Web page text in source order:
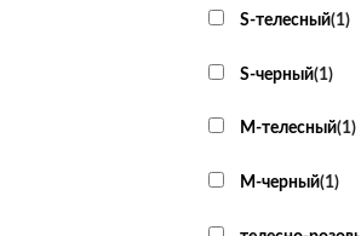
S-телесный(1)
S-черный(1)
M-телесный(1)
М-черный(1)